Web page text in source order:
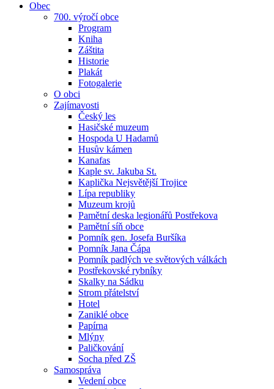
Obec
700. výročí obce
Program
Kniha
Záštita
Historie
Plakát
Fotogalerie
O obci
Zajímavosti
Český les
Hasičské muzeum
Hospoda U Hadamů
Husův kámen
Kanafas
Kaple sv. Jakuba St.
Kaplička Nejsvětější Trojice
Lípa republiky
Muzeum krojů
Pamětní deska legionářů Postřekova
Pamětní síň obce
Pomník gen. Josefa Buršíka
Pomník Jana Čápa
Pomník padlých ve světových válkách
Postřekovské rybníky
Skalky na Sádku
Strom přátelství
Hotel
Zaniklé obce
Papírna
Mlýny
Paličkování
Socha před ZŠ
Samospráva
Vedení obce